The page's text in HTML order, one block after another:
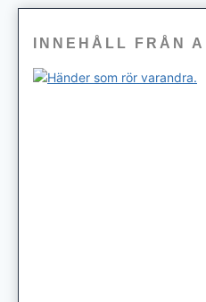
INNEHÅLL FRÅN